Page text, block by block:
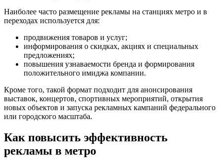
Наиболее часто размещение рекламы на станциях метро и в
переходах используется для:
продвижения товаров и услуг;
информирования о скидках, акциях и специальных
предложениях;
повышения узнаваемости бренда и формирования
положительного имиджа компании.
Кроме того, такой формат подходит для анонсирования
выставок, концертов, спортивных мероприятий, открытия
новых объектов и запуска рекламных кампаний федерального
или городского масштаба.
Как повысить эффективность
рекламы в метро